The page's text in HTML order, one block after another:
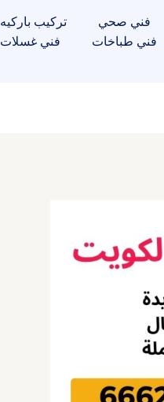
فني صحي تركيب باركيه
فني طباخات فني غسلات